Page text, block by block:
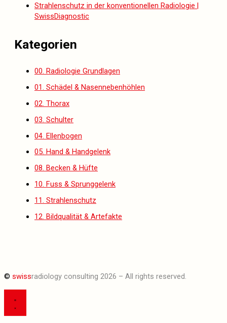
Strahlenschutz in der konventionellen Radiologie |
SwissDiagnostic
Kategorien
00. Radiologie Grundlagen
01. Schädel & Nasennebenhöhlen
02. Thorax
03. Schulter
04. Ellenbogen
05. Hand & Handgelenk
08. Becken & Hüfte
10. Fuss & Sprunggelenk
11. Strahlenschutz
12. Bildqualität & Artefakte
© swissradiology consulting 2026 – All rights reserved.